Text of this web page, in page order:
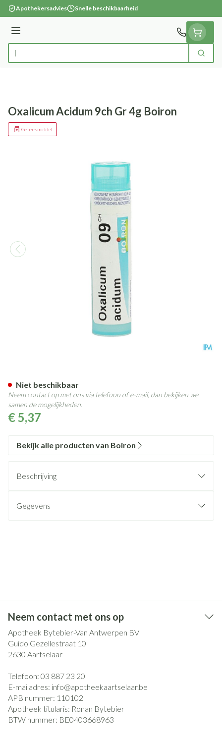
Ga naar de inhoud
Apothekersadvies Snelle beschikbaarheid
Menu
Product, merk, categorie... Zoek
Oxalicum Acidum 9ch Gr 4g Boiron
Geneesmiddel
€ 5,37
Niet beschikbaar
Neem contact op met ons via telefoon of e-mail, dan bekijken we
samen de mogelijkheden.
Bekijk alle producten van Boiron
Beschrijving
Gegevens
Neem contact met ons op
Apotheek Bytebier-Van Antwerpen BV
Guido Gezellestraat 10
2630 Aartselaar
Telefoon: 03 887 23 20
E-mailadres: info@apotheekaartselaar.be
APB nummer: 110102
Apotheek titularis: Ronan Bytebier
BTW nummer: BE0403668963